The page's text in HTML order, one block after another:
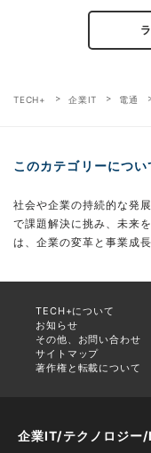
TECH+ 企業IT 電通
このカテゴリーについ
社会や企業の持続的な発
で課題解決に挑み、未来
は、企業の変革と事業成
TECH+について
お知らせ
その他、お問い合わせ
サイトマップ
著作権と転載について
企業IT/テクノロジ